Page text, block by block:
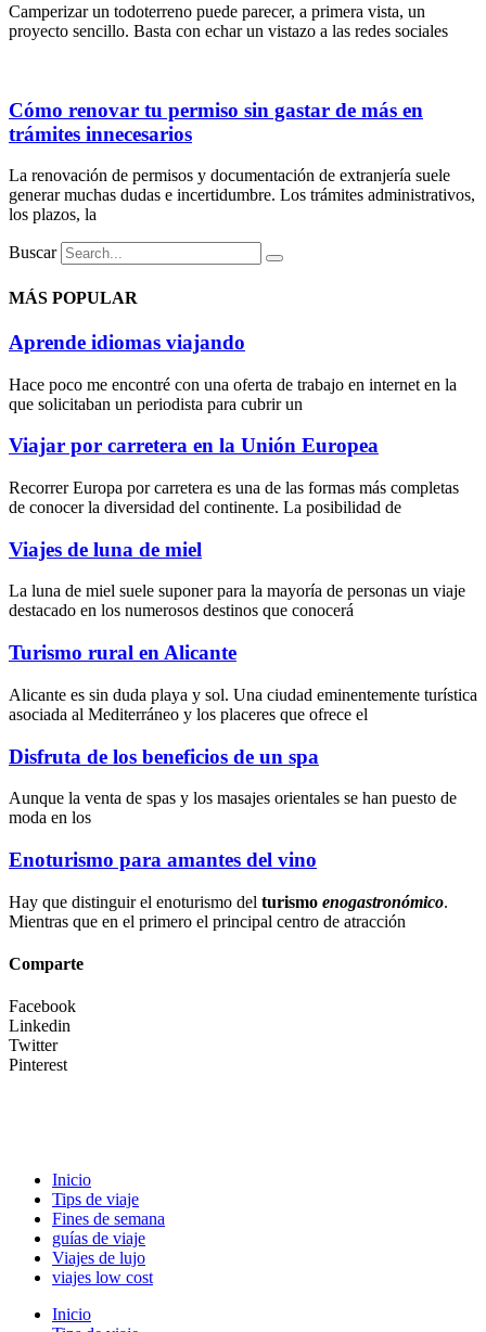
Camperizar un todoterreno puede parecer, a primera vista, un
proyecto sencillo. Basta con echar un vistazo a las redes sociales
Cómo renovar tu permiso sin gastar de más en
trámites innecesarios
La renovación de permisos y documentación de extranjería suele
generar muchas dudas e incertidumbre. Los trámites administrativos,
los plazos, la
Buscar
MÁS POPULAR
Aprende idiomas viajando
Hace poco me encontré con una oferta de trabajo en internet en la
que solicitaban un periodista para cubrir un
Viajar por carretera en la Unión Europea
Recorrer Europa por carretera es una de las formas más completas
de conocer la diversidad del continente. La posibilidad de
Viajes de luna de miel
La luna de miel suele suponer para la mayoría de personas un viaje
destacado en los numerosos destinos que conocerá
Turismo rural en Alicante
Alicante es sin duda playa y sol. Una ciudad eminentemente turística
asociada al Mediterráneo y los placeres que ofrece el
Disfruta de los beneficios de un spa
Aunque la venta de spas y los masajes orientales se han puesto de
moda en los
Enoturismo para amantes del vino
Hay que distinguir el enoturismo del turismo enogastronómico.
Mientras que en el primero el principal centro de atracción
Comparte
Facebook
Linkedin
Twitter
Pinterest
Inicio
Tips de viaje
Fines de semana
guías de viaje
Viajes de lujo
viajes low cost
Inicio